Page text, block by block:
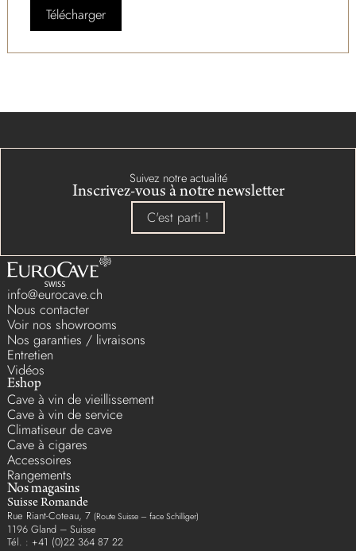
Télécharger
Suivez notre actualité
Inscrivez-vous à notre newsletter
C'est parti !
info@eurocave.ch
Nous contacter
Voir nos showrooms
Nos garanties / livraisons
Entretien
Vidéos
Eshop
Cave à vin de vieillissement
Cave à vin de service
Climatiseur de cave
Cave à cigares
Accessoires
Rangements
Nos magasins
Suisse Romande
Rue Riant-Coteau, 7 (Route Suisse – face Schilliger)
1196 Gland – Suisse
Tél. : +41 (0)22 364 87 22